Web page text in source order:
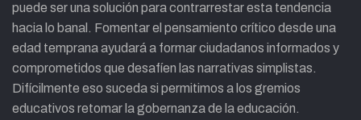
puede ser una solución para contrarrestar esta tendencia
hacia lo banal. Fomentar el pensamiento crítico desde una
edad temprana ayudará a formar ciudadanos informados y
comprometidos que desafíen las narrativas simplistas.
Difícilmente eso suceda si permitimos a los gremios
educativos retomar la gobernanza de la educación.